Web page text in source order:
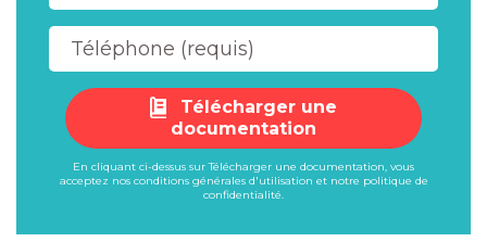
documentation
En cliquant ci-dessus sur Télécharger une documentation, vous
acceptez nos conditions générales d'utilisation et notre politique de
confidentialité.